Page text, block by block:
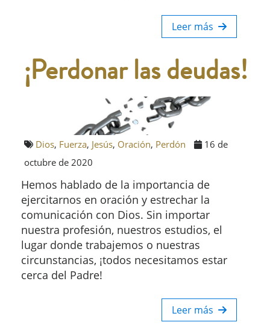
Leer más
¡Perdonar las deudas!
Dios, Fuerza, Jesús, Oración, Perdón
16 de
octubre de 2020
Hemos hablado de la importancia de
ejercitarnos en oración y estrechar la
comunicación con Dios. Sin importar
nuestra profesión, nuestros estudios, el
lugar donde trabajemos o nuestras
circunstancias, ¡todos necesitamos estar
cerca del Padre!
Leer más